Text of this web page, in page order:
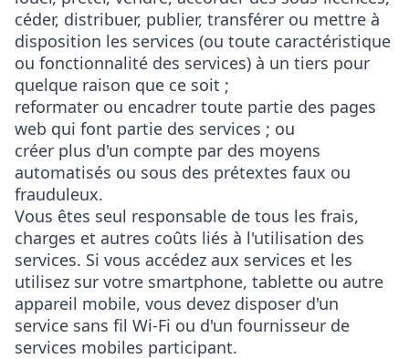
céder, distribuer, publier, transférer ou mettre à
disposition les services (ou toute caractéristique
ou fonctionnalité des services) à un tiers pour
quelque raison que ce soit ;
reformater ou encadrer toute partie des pages
web qui font partie des services ; ou
créer plus d'un compte par des moyens
automatisés ou sous des prétextes faux ou
frauduleux.
Vous êtes seul responsable de tous les frais,
charges et autres coûts liés à l'utilisation des
services. Si vous accédez aux services et les
utilisez sur votre smartphone, tablette ou autre
appareil mobile, vous devez disposer d'un
service sans fil Wi-Fi ou d'un fournisseur de
services mobiles participant.